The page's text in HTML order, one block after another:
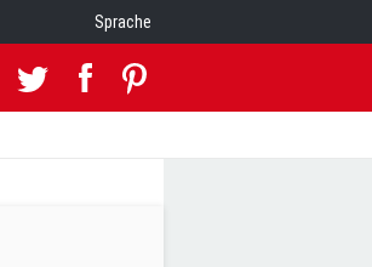
Sprache